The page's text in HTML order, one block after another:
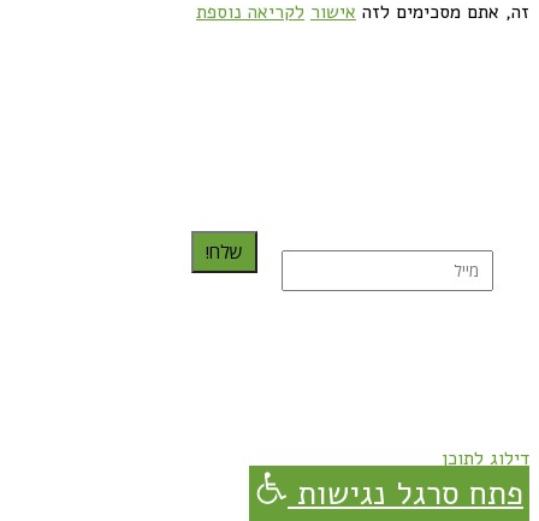
זה, אתם מסכימים לזה אישור לקריאה נוספת
שלח!
דילוג לתוכן
פתח סרגל נגישות